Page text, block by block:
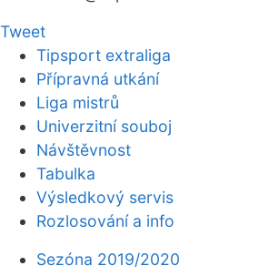
Tweet
Tipsport extraliga
Přípravná utkání
Liga mistrů
Univerzitní souboj
Návštěvnost
Tabulka
Výsledkový servis
Rozlosování a info
Sezóna 2019/2020